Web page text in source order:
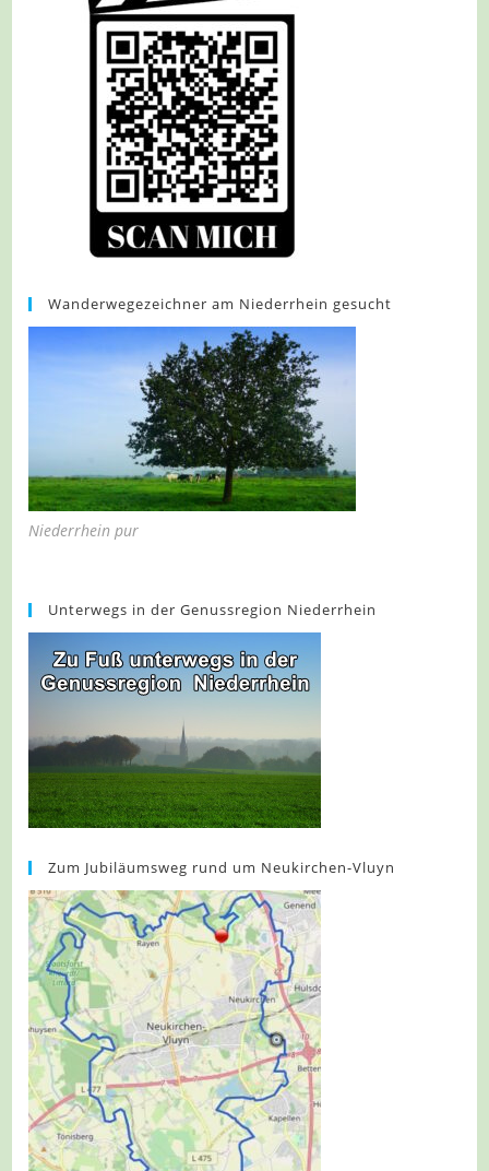
Wanderwegezeichner am Niederrhein gesucht
Niederrhein pur
Unterwegs in der Genussregion Niederrhein
Zum Jubiläumsweg rund um Neukirchen-Vluyn